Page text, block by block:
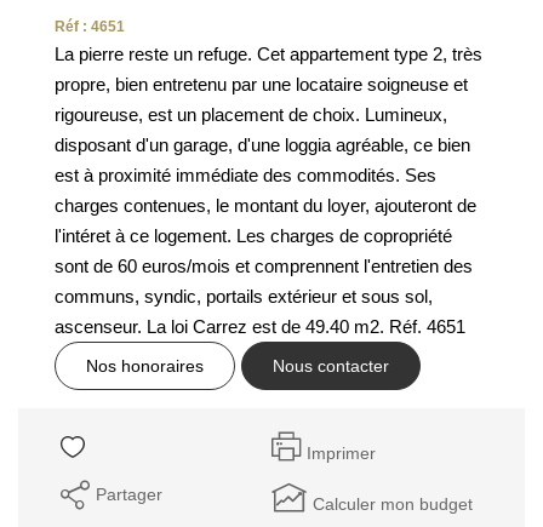
NOS ACTUALITÉS
POLITIQUE DE CONFIDENTIALITÉ
GESTION DES COOKIES
MENTIONS LÉGALES
Réf : 4651
La pierre reste un refuge. Cet appartement type 2, très
propre, bien entretenu par une locataire soigneuse et
rigoureuse, est un placement de choix. Lumineux,
disposant d'un garage, d'une loggia agréable, ce bien
est à proximité immédiate des commodités. Ses
charges contenues, le montant du loyer, ajouteront de
l'intéret à ce logement. Les charges de copropriété
sont de 60 euros/mois et comprennent l'entretien des
communs, syndic, portails extérieur et sous sol,
ascenseur. La loi Carrez est de 49.40 m2. Réf. 4651
Nos honoraires Nous contacter
Imprimer
Partager Calculer mon budget